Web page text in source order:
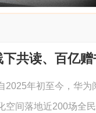
2025年初至今，华
空间落地近200场全